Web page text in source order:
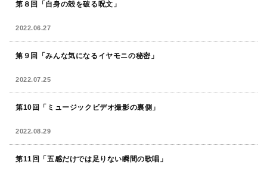
第８回「自身の殻を破る呪文」
2022.06.27
第９回「みんな気になるイヤモニの秘密」
2022.07.25
第10回「ミュージックビデオ撮影の裏側」
2022.08.29
第11回「五感だけでは足りない瞬間の歌唱」